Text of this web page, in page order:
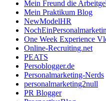
Mein Freund die
Mein Praktikum Blog
NewModelHR
One Week Experience
Online-Recruiting.net
PEATS
Persoblogger.de
Personalmarketing-Nerds
personalmarketing2null
PR Blogger